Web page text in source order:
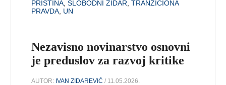
PRIŠTINA ,SLOBODNI ZIDAR ,TRANZICIONA
PRAVDA UN
Nezavisno novinarstvo osnovni
je preduslov za razvoj kritike
AUTOR: IVAN ZIDAREVIĆ / 11.05.2026.